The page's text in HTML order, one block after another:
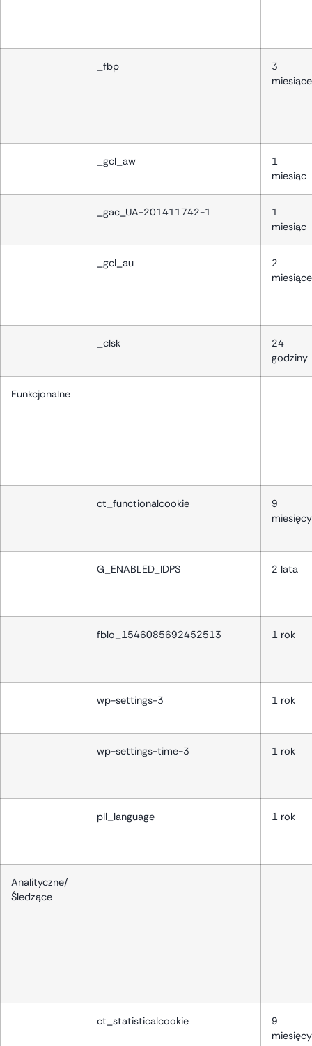
_fbp
3
miesiące
_gcl_aw
1
miesiąc
_gac_UA-201411742-1
1
miesiąc
_gcl_au
2
miesiące
_clsk
24
godziny
Funkcjonalne
ct_functionalcookie
9
miesięcy
G_ENABLED_IDPS 2 lata
fblo_1546085692452513 1 rok
wp-settings-3 1 rok
wp-settings-time-3 1 rok
pll_language 1 rok
Analityczne/
Śledzące
ct_statisticalcookie
9
miesięcy